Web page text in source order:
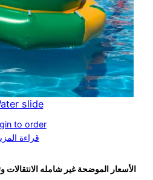
slide
to order
قراءة
الأسعار الموضحة غير شامله